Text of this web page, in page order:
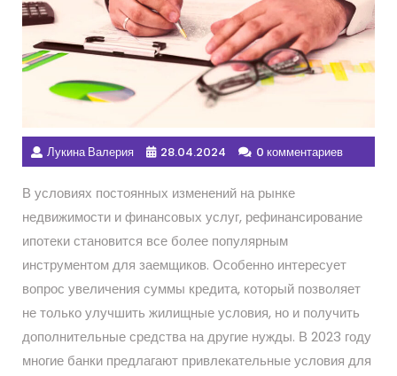
Лукина Валерия 28.04.2024 0 комментариев
В условиях постоянных изменений на рынке
недвижимости и финансовых услуг, рефинансирование
ипотеки становится все более популярным
инструментом для заемщиков. Особенно интересует
вопрос увеличения суммы кредита, который позволяет
не только улучшить жилищные условия, но и получить
дополнительные средства на другие нужды. В 2023 году
многие банки предлагают привлекательные условия для